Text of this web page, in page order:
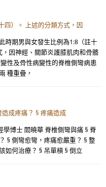
四）。 上述的分類方式，因
時期男與女發生比例為1:8（註十
因神經、關節炎護膝肌肉和骨骼
性及骨性病變性的脊椎側彎病患
種重疊，
成疼痛？ § 疼痛造成
博士 閻曉華 脊椎側彎與痛 § 脊
§ 側彎愈彎，疼痛愈嚴重？ § 整
如何治療？ § 吊單槓 § 倒立